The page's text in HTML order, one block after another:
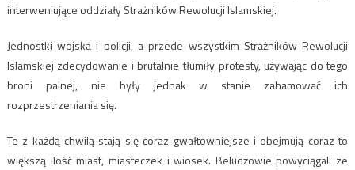
interweniujące oddziały Strażników Rewolucji Islamskiej.
Jednostki wojska i policji, a przede wszystkim Strażników Rewolucji
Islamskiej zdecydowanie i brutalnie tłumiły protesty, używając do tego
broni palnej, nie były jednak w stanie zahamować ich
rozprzestrzeniania się.
Te z każdą chwilą stają się coraz gwałtowniejsze i obejmują coraz to
większą ilość miast, miasteczek i wiosek. Beludżowie powyciągali ze